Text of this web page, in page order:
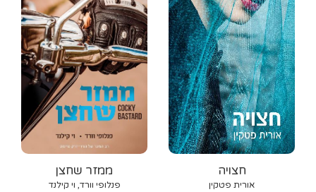
ממזר שחצן
פנלופי וורד, וי קילנד
חצויה
אורית פטקין